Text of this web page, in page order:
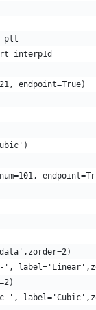
plt
interp1d
endpoint=True)
',